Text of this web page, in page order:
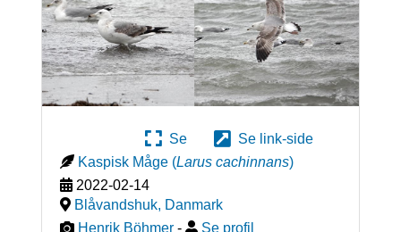
Se
Se link-side
Kaspisk Måge (Larus cachinnans)
2022-02-14
Blåvandshuk, Danmark
Henrik Böhmer - Se profil